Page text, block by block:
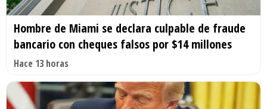
Hombre de Miami se declara culpable de fraude
bancario con cheques falsos por $14 millones
Hace 13 horas